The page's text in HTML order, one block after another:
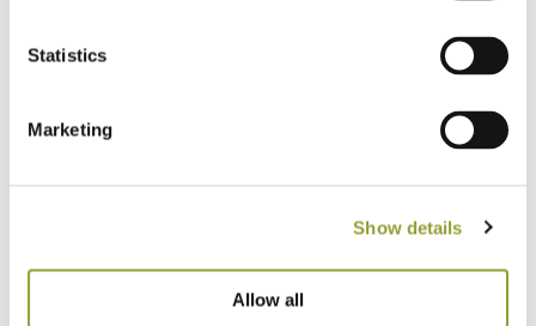
Statistics
Marketing
Show details
Allow all
Questa rivista ha già raccontato le ricerche, le
pizza, facendo evolvere questo piatto, tanto da poter